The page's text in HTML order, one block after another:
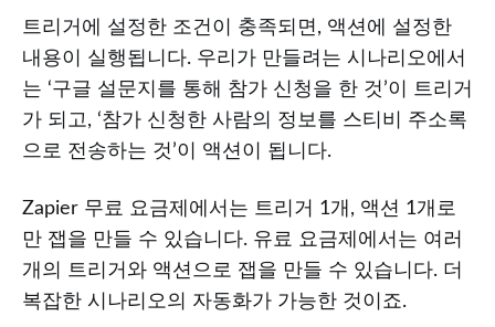
트리거에 설정한 조건이 충족되면, 액션에 설정한
내용이 실행됩니다. 우리가 만들려는 시나리오에서
는 ‘구글 설문지를 통해 참가 신청을 한 것’이 트리거
가 되고, ‘참가 신청한 사람의 정보를 스티비 주소록
으로 전송하는 것’이 액션이 됩니다.
Zapier 무료 요금제에서는 트리거 1개, 액션 1개로
만 잽을 만들 수 있습니다. 유료 요금제에서는 여러
개의 트리거와 액션으로 잽을 만들 수 있습니다. 더
복잡한 시나리오의 자동화가 가능한 것이죠.